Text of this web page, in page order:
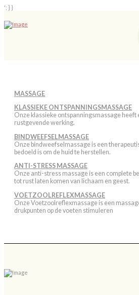
'; } }
MASSAGE
KLASSIEKE ONTSPANNINGSMASSAGE
Onze klassieke ontspanningsmassage heeft
rustgevende werking.
BINDWEEFSELMASSAGE
Onze bindweefselmassage is een
bedoeld is om de huid te herstellen.
ANTI-STRESS MASSAGE
Onze anti-stress massage is een complete
tot rust laten komen van lichaam en geest.
VOETZOOLREFLEXMASSAGE
Onze Voetzoolreflexmassage is een
drukpunten op de voeten stimuleren